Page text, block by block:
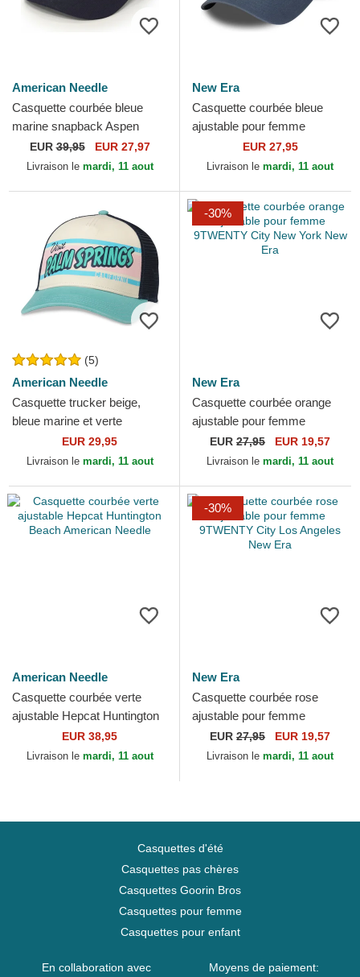
American Needle
Casquette courbée bleue
marine snapback Aspen
Printed Cord American
Needle
EUR39,95 EUR 27,97
Livraison le mardi, 11 aout
New Era
Casquette courbée bleue
ajustable pour femme
9TWENTY City Nashville
New Era
EUR 27,95
Livraison le mardi, 11 aout
(5)
American Needle
Casquette trucker beige,
bleue marine et verte
snapback Palm Springs
California Sinclair American...
EUR 29,95
Livraison le mardi, 11 aout
-30%
New Era
Casquette courbée orange
ajustable pour femme
9TWENTY City New York
New Era
EUR 27,95 EUR 19,57
Livraison le mardi, 11 aout
American Needle
Casquette courbée verte
ajustable Hepcat Huntington
Beach American Needle
EUR 38,95
Livraison le mardi, 11 aout
-30%
New Era
Casquette courbée rose
ajustable pour femme
9TWENTY City Los Angeles
New Era
EUR 27,95 EUR 19,57
Livraison le mardi, 11 aout
Casquettes d'été
Casquettes pas chères
Casquettes Goorin Bros
Casquettes pour femme
Casquettes pour enfant
En collaboration avec
Moyens de paiement: